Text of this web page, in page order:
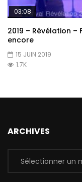
03:08
2019 – Révélation –
encore
15 JUIN 2019
1.7K
ARCHIVES
Archives